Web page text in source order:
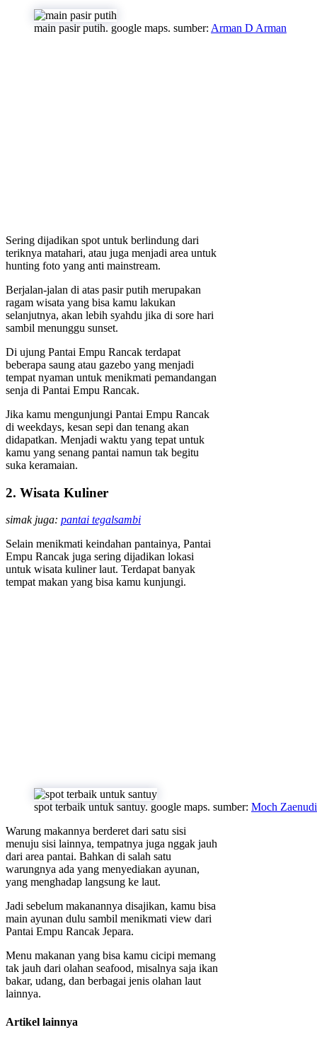
main pasir putih. google maps. sumber: Arman D Arman
Sering dijadikan spot untuk berlindung dari
teriknya matahari, atau juga menjadi area untuk
hunting foto yang anti mainstream.
Berjalan-jalan di atas pasir putih merupakan
ragam wisata yang bisa kamu lakukan
selanjutnya, akan lebih syahdu jika di sore hari
sambil menunggu sunset.
Di ujung Pantai Empu Rancak terdapat
beberapa saung atau gazebo yang menjadi
tempat nyaman untuk menikmati pemandangan
senja di Pantai Empu Rancak.
Jika kamu mengunjungi Pantai Empu Rancak
di weekdays, kesan sepi dan tenang akan
didapatkan. Menjadi waktu yang tepat untuk
kamu yang senang pantai namun tak begitu
suka keramaian.
2. Wisata Kuliner
simak juga: pantai tegalsambi
Selain menikmati keindahan pantainya, Pantai
Empu Rancak juga sering dijadikan lokasi
untuk wisata kuliner laut. Terdapat banyak
tempat makan yang bisa kamu kunjungi.
spot terbaik untuk santuy. google maps. sumber: Moch
Warung makannya berderet dari satu sisi
menuju sisi lainnya, tempatnya juga nggak jauh
dari area pantai. Bahkan di salah satu
warungnya ada yang menyediakan ayunan,
yang menghadap langsung ke laut.
Jadi sebelum makanannya disajikan, kamu bisa
main ayunan dulu sambil menikmati view dari
Pantai Empu Rancak Jepara.
Menu makanan yang bisa kamu cicipi memang
tak jauh dari olahan seafood, misalnya saja ikan
bakar, udang, dan berbagai jenis olahan laut
lainnya.
Artikel lainnya